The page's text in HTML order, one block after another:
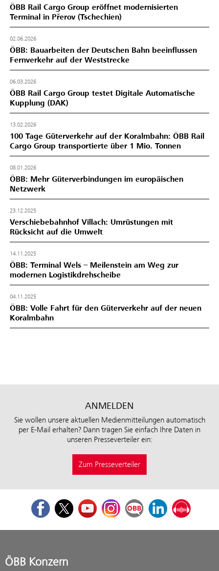
ÖBB Rail Cargo Group eröffnet modernisierten
Terminal in Přerov (Tschechien)
02.06.2026
ÖBB: Bauarbeiten der Deutschen Bahn beeinflussen
Fernverkehr auf der Weststrecke
06.03.2026
ÖBB Rail Cargo Group testet Digitale Automatische
Kupplung (DAK)
13.02.2026
100 Tage Güterverkehr auf der Koralmbahn: ÖBB Rail
Cargo Group transportierte über 1 Mio. Tonnen
08.01.2026
ÖBB: Mehr Güterverbindungen im europäischen
Netzwerk
23.12.2025
Verschiebebahnhof Villach: Umrüstungen mit
Rücksicht auf die Umwelt
14.11.2025
ÖBB: Terminal Wels – Meilenstein am Weg zur
modernen Logistikdrehscheibe
04.11.2025
ÖBB: Volle Fahrt für den Güterverkehr auf der neuen
Koralmbahn
ANMELDEN
Sie wollen unsere aktuellen Medienmitteilungen automatisch
per E-Mail erhalten? Dann tragen Sie einfach Ihre Daten in
unseren Presseverteiler ein:
Zum Presseverteiler
FacebookTwitterYoutubeInstagramÖBB Corporate Blog
LinkedInPodcast
ÖBB Konzern